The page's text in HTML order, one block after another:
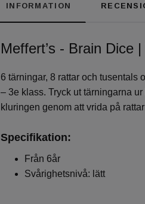
INFORMATION
Meffert’s - Brain Dice
6 tärningar, 8 rattar och tusentals
– 3e klass. Tryck ut tärningarna
kluringen genom att vrida på
Specifikation:
Från 6år
Svårighetsnivå: lätt